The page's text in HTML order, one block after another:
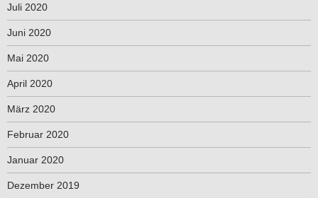
Juli 2020
Juni 2020
Mai 2020
April 2020
März 2020
Februar 2020
Januar 2020
Dezember 2019